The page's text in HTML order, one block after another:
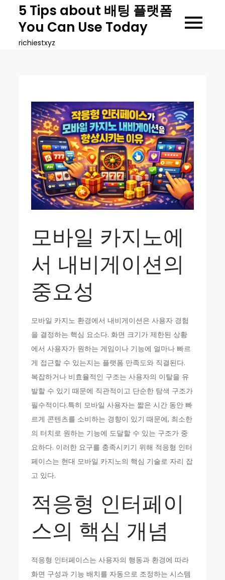
content
5 Tips about 배팅 플랫폼
You Can Use Today
richiestxyz
모바일 카지노에
서 내비게이션의
중요성
모바일 카지노 환경에서 내비게이션은 사용자 경험
을 결정하는 핵심 요소다. 화면 크기가 제한된 상황
에서 사용자가 원하는 게임이나 기능에 얼마나 빠르
게 접근할 수 있는지는 플랫폼 만족도와 직결된다.
복잡하거나 비효율적인 구조는 사용자의 이탈을 유
발할 수 있기 때문에 직관적이고 단순한 탐색 구조가
필수적이다.특히 모바일 사용자는 짧은 시간 동안 빠
르게 콘텐츠를 소비하는 경향이 있기 때문에, 최소한
의 터치로 원하는 기능에 도달할 수 있는 구조가 중
요하다. 이러한 요구를 충족시키기 위해 적응형 인터
페이스는 현대 모바일 카지노의 핵심 기술로 자리 잡
고 있다.
적응형 인터페이
스의 핵심 개념
적응형 인터페이스는 사용자의 행동과 환경에 따라
화면 구성과 기능 배치를 자동으로 조정하는 시스템